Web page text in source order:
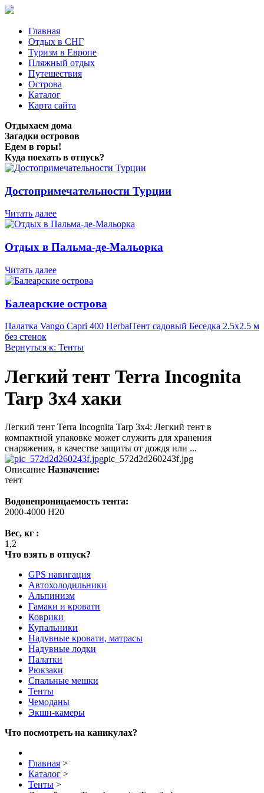
Главная
Отдых в СНГ
Туризм в Европе
Пляжный отдых
Путешествия
Острова
Каталог
Карта сайта
Отдыхаем дома
Загадки островов
Едем в горы!
Куда поехать в отпуск?
Достопримечательности Турции
Читать далее
Отдых в Пальма-де-Мальорка
Читать далее
Балеарские острова
Палатка Vango Capri 400 HerbalТент садовый Беседка 2.5х2.5 м
без стенок
Вернуться к: Тенты
Легкий тент Terra Incognita
Tarp 3x4 хаки
Легкий тент Terra Incognita Tarp 3x4: Легкий тент в
компактной упаковке может служить для хранения
снаряжения, в качестве защиты от дождя или ...
pic_572d2d260243f.jpg
Описание Назначение:
тент
Водонепроницаемость тента:
2000-4000 H20
Вес, кг :
1,2
Что взять в отпуск?
GPS навигация
Автохолодильники
Альпинизм
Гамаки и кровати
Коврики
Купальники
Надувные кровати, матрасы
Надувные лодки
Палатки
Рюкзаки
Спальные мешки
Тенты
Чемоданы
Экшн-камеры
Что посмотреть на каникулах?
Главная >
Каталог >
Тенты >